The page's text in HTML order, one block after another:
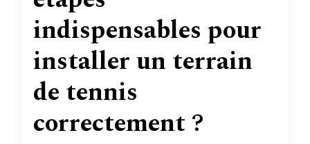
indispensables pour
installer un terrain
de tennis
correctement ?